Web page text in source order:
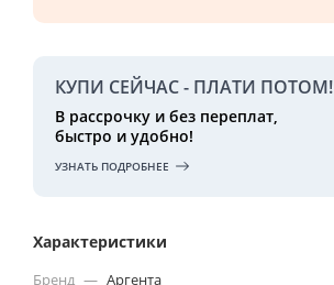
КУПИ СЕЙЧАС - ПЛАТИ ПОТОМ!
В рассрочку и без переплат,
быстро и удобно!
УЗНАТЬ ПОДРОБНЕЕ
Характеристики
Бренд — Аргента